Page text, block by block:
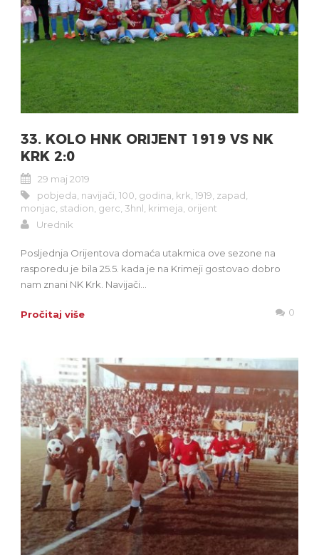
33. KOLO HNK ORIJENT 1919 VS NK
KRK 2:0
29 maj 2019
pobjeda navijači 100 godina krk 1919 zapad
monjac stadion gerc 3hnl krimeja orijent
Urednik
Posljednja Orijentova domaća utakmica ove sezone na
rasporedu je bila 25.5. kada je na Krimeji gostovao dobro
nam znani NK Krk. Navijači...
Pročitaj više 0